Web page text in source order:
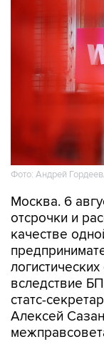
Фото: Андрей
Москва. 6
отсрочки и
качестве
вследствие
статс-
Алексей